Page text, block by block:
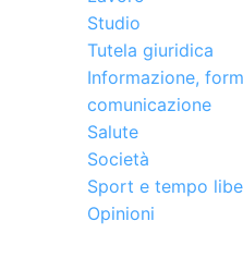
Studio
Tutela giuridica
Informazione,
comunicazione
Salute
Società
Sport e tempo
Opinioni